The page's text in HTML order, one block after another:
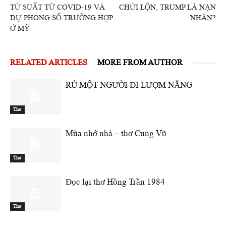
TỬ SUẤT TỪ COVID-19 VÀ
DỰ PHÓNG SỐ TRƯỜNG HỢP
Ở MỸ
CHỬI LỘN, TRUMP LÀ NẠN
NHÂN?
RELATED ARTICLES MORE FROM AUTHOR
Thơ
RỦ MỘT NGƯỜI ĐI LƯỢM NẮNG
Thơ
Mùa nhớ nhà – thơ Cung Vũ
Thơ
Đọc lại thơ Hồng Trần 1984